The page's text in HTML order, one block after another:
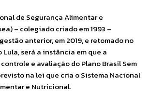
de Segurança Alimentar e
– colegiado criado em 1993 –
anterior, em 2019, e retomado no
será a instância em que a
e avaliação do Plano Brasil Sem
na lei que cria o Sistema Nacional
e Nutricional.